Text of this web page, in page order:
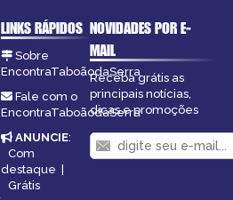
LINKS RÁPIDOS
Sobre
EncontraTaboãodaSerra
Fale com o
EncontraTaboãodaSerra
ANUNCIE:
Com
destaque
Grátis
NOVIDADES POR E-
MAIL
Receba grátis as
principais notícias,
dicas e promoções